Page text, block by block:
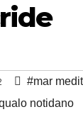
#mar
notidano